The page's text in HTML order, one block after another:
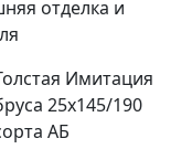
отделка и
Имитация
25х145/190
АБ